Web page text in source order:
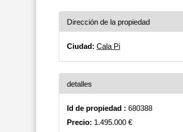
Dirección de la propiedad
Ciudad: Cala Pi
detalles
Id de propiedad : 680388
Precio: 1.495.000 €